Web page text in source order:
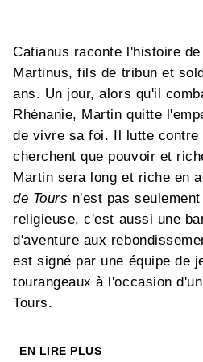
Catianus raconte l'histoire
Martinus, fils de tribun et
ans. Un jour, alors qu'il
Rhénanie, Martin quitte
de vivre sa foi. Il lutte contre
cherchent que pouvoir et
Martin sera long et riche en
de Tours n'est pas
religieuse, c'est aussi une
d'aventure aux
est signé par une équipe de
tourangeaux à l'occasion
Tours.
EN LIRE PLUS